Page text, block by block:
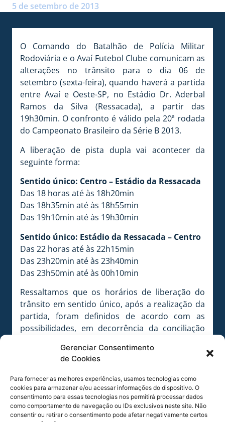
Gerenciar Consentimento
de Cookies
Para fornecer as melhores experiências, usamos tecnologias como
cookies para armazenar e/ou acessar informações do dispositivo. O
consentimento para essas tecnologias nos permitirá processar dados
como comportamento de navegação ou IDs exclusivos neste site. Não
consentir ou retirar o consentimento pode afetar negativamente certos
5 de setembro de 2013
O Comando do Batalhão de Polícia Militar
Rodoviária e o Avaí Futebol Clube comunicam as
alterações no trânsito para o dia 06 de
setembro (sexta-feira), quando haverá a partida
entre Avaí e Oeste-SP, no Estádio Dr. Aderbal
Ramos da Silva (Ressacada), a partir das
19h30min. O confronto é válido pela 20ª rodada
do Campeonato Brasileiro da Série B 2013.
A liberação de pista dupla vai acontecer da
seguinte forma:
Sentido único: Centro – Estádio da Ressacada
Das 18 horas até às 18h20min
Das 18h35min até às 18h55min
Das 19h10min até às 19h30min
Sentido único: Estádio da Ressacada – Centro
Das 22 horas até às 22h15min
Das 23h20min até às 23h40min
Das 23h50min até às 00h10min
Ressaltamos que os horários de liberação do
trânsito em sentido único, após a realização da
partida, foram definidos de acordo com as
possibilidades, em decorrência da conciliação
partem do Aeroporto Hercílio Luz neste
período. Desta forma, solicitamos a
compreensão de todos em relação aos horários
acima estabelecidos, pelos motivos já expostos.
Evite filas. Vá com antecedência ao estádio!